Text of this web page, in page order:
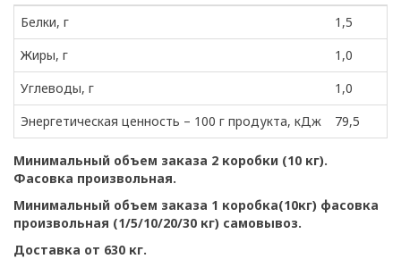
Белки, г
1,5
Жиры, г
1,0
Углеводы, г
1,0
Энергетическая ценность – 100 г продукта, кДж
79,5
Минимальный объем заказа 2 коробки (10 кг).
Фасовка произвольная.
Минимальный объем заказа 1 коробка(10кг) фасовка
произвольная (1/5/10/20/30 кг) самовывоз.
Доставка от 630 кг.